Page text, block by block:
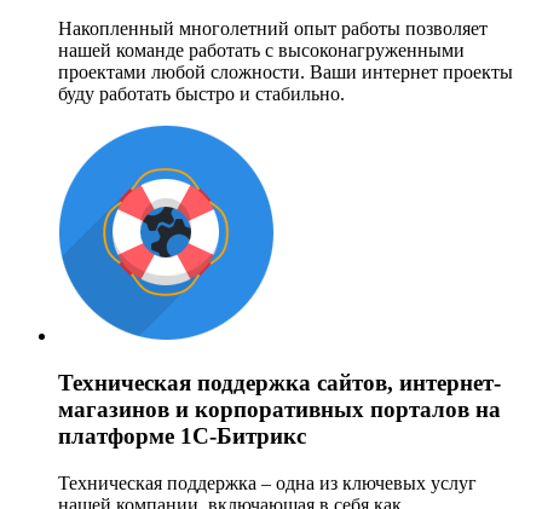
Накопленный многолетний опыт работы позволяет
нашей команде работать с высоконагруженными
проектами любой сложности. Ваши интернет проекты
буду работать быстро и стабильно.
Техническая поддержка сайтов, интернет-
магазинов и корпоративных порталов на
платформе 1С-Битрикс
Техническая поддержка – одна из ключевых услуг
нашей компании, включающая в себя как